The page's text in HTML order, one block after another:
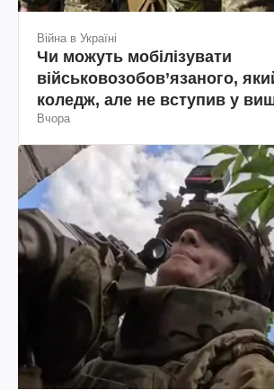
Війна в Україні
Чи можуть мобілізувати
військовозобов’язаного,
коледж, але не вступив у
пояснення юриста
Вчора